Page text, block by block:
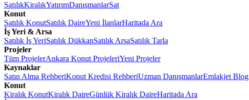
SatılıkKiralıkYatırımDanışmanlarSat
Konut
Satılık KonutSatılık DaireYeni İlanlarHaritada Ara
İş Yeri & Arsa
Satılık İş YeriSatılık DükkanSatılık ArsaSatılık Tarla
Projeler
Tüm ProjelerAnkara Konut ProjeleriYeni Projeler
Kaynaklar
Satın Alma RehberiKonut Kredisi RehberiUzman DanışmanlarEmlakjet Blog
Konut
Kiralık KonutKiralık DaireGünlük Kiralık DaireHaritada Ara